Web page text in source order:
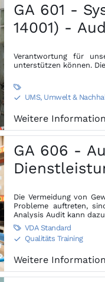
GA 601 -
14001) -
Verantwortung für
unterstützen können.

S
UMS, Umwelt &
Weitere
GA 606 -
Die Vermeidung von
Probleme auftreten,
Analysis Audit kann
 VDA Standard
S Qualitäts Training
Weitere